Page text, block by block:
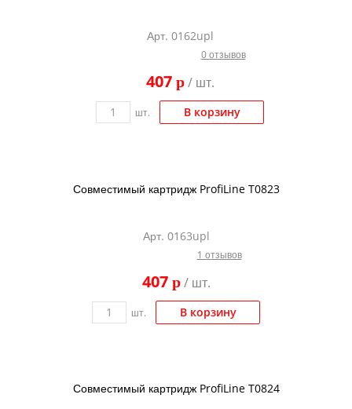
Арт. 0162upl
0 отзывов
407 p/ шт.
шт. В корзину
Совместимый картридж ProfiLine T0823
Арт. 0163upl
1 отзывов
407 p/ шт.
шт. В корзину
Совместимый картридж ProfiLine T0824